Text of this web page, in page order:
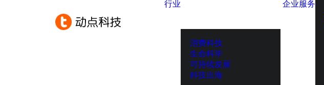
行业
消费科技
生命科学
可持续发展
科技出海
企业服务